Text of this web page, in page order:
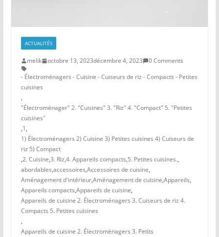
ACTUALITÉS
melik octobre 13, 2023décembre 4, 2023
0 Comments
- Électroménagers - Cuisine - Cuiseurs de riz - Compacts - Petites
cuisines
,
"Électroménager" 2. "Cuisines" 3. "Riz" 4. "Compact" 5. "Petites
cuisines"
,1,
1) Électroménagers 2) Cuisine 3) Petites cuisines 4) Cuiseurs de
riz 5) Compact
,2. Cuisine,3. Riz,4. Appareils compacts,5. Petites cuisines.,
abordables,accessoires,Accessoires de cuisine,
Aménagement d'intérieur,Aménagement de cuisine,Appareils,
Appareils compacts,Appareils de cuisine,
Appareils de cuisine 2. Électroménagers 3. Cuiseurs de riz 4.
Compacts 5. Petites cuisines
,
Appareils de cuisine 2. Électroménagers 3. Petits